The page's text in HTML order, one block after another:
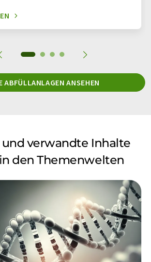
ABFÜLLANLAGEN ANSEHEN
verwandte Inhalte
den Themenwelten